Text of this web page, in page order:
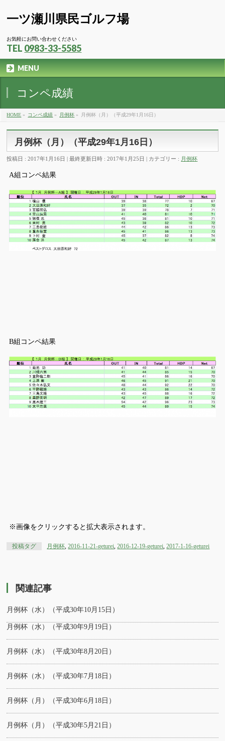
一ツ瀬川県民ゴルフ場
お気軽にお問い合わせください
TEL 0983-33-5585
MENU
コンペ成績
HOME » コンペ成績 » 月例杯 » 月例杯（月）（平成29年1月16日）
月例杯（月）（平成29年1月16日）
投稿日 : 2017年1月16日 最終更新日時 : 2017年1月25日 カテゴリー : 月例杯
A組コンペ結果
B組コンペ結果
※画像をクリックすると拡大表示されます。
投稿タグ 月例杯,2016-11-21-geturei,2016-12-19-geturei,2017-1-16-geturei
関連記事
月例杯（水）（平成30年10月15日）
月例杯（水）（平成30年9月19日）
月例杯（水）（平成30年8月20日）
月例杯（水）（平成30年7月18日）
月例杯（月）（平成30年6月18日）
月例杯（月）（平成30年5月21日）